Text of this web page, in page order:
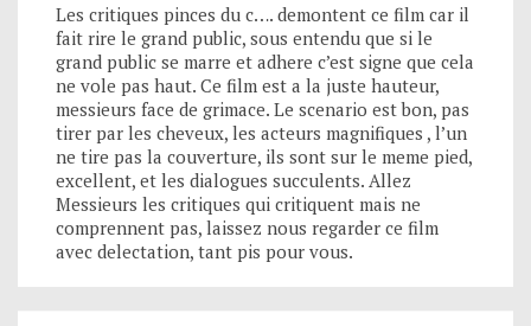
Les critiques pinces du c…. demontent ce film car il
fait rire le grand public, sous entendu que si le
grand public se marre et adhere c’est signe que cela
ne vole pas haut. Ce film est a la juste hauteur,
messieurs face de grimace. Le scenario est bon, pas
tirer par les cheveux, les acteurs magnifiques , l’un
ne tire pas la couverture, ils sont sur le meme pied,
excellent, et les dialogues succulents. Allez
Messieurs les critiques qui critiquent mais ne
comprennent pas, laissez nous regarder ce film
avec delectation, tant pis pour vous.